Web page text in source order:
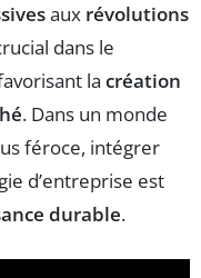
aux révolutions
dans le
la création
. Dans un monde
féroce, intégrer
d’entreprise est
durable.